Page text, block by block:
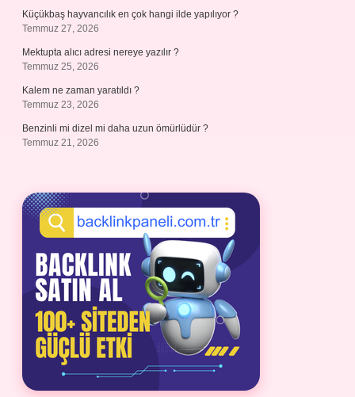
Küçükbaş hayvancılık en çok hangi ilde yapılıyor ?
Temmuz 27, 2026
Mektupta alıcı adresi nereye yazılır ?
Temmuz 25, 2026
Kalem ne zaman yaratıldı ?
Temmuz 23, 2026
Benzinli mi dizel mi daha uzun ömürlüdür ?
Temmuz 21, 2026